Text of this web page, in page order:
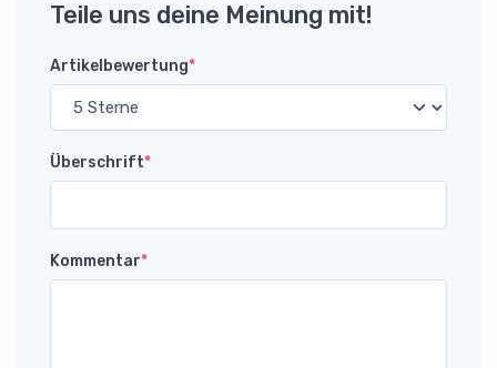
Teile uns deine Meinung mit!
Artikelbewertung*
Überschrift*
Kommentar*